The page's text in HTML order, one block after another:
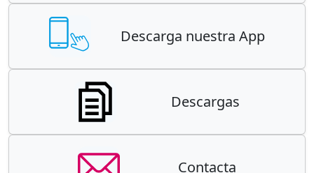
Descarga nuestra App
Descargas
Contacta